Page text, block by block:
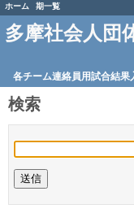
ホーム 期一覧
多摩社会人団
各チーム連絡員用試合結果
検索